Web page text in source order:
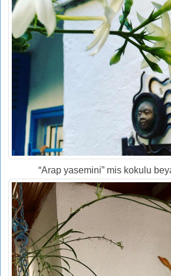
“Arap yasemini” mis kokulu